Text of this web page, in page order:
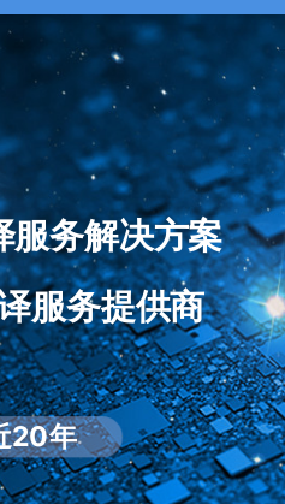
服务解决方案
服务提供商
20年